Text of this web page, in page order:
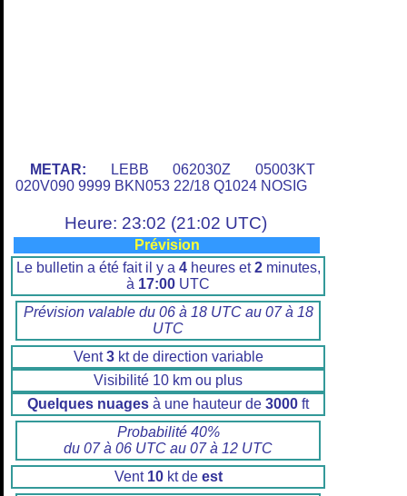
METAR: LEBB 062030Z 05003KT
020V090 9999 BKN053 22/18 Q1024 NOSIG
Heure: 23:02 (21:02 UTC)
Prévision
Le bulletin a été fait il y a 4heures et2minutes,
à 17:00 UTC
Prévision valable du 06 à 18 UTC au 07 à 18
UTC
Vent3kt de direction variable
Visibilité 10 km ou plus
Quelques nuages à une hauteur de 3000 ft
Probabilité 40%
du 07 à 06 UTC au 07 à 12 UTC
Vent 10kt de est